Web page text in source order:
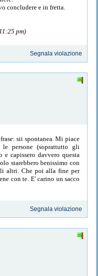
concludere e in fretta.
pm)
Segnala violazione
sii spontanea. Mi piace
persone (soprattutto gli
e capissero davvero questa
starebbero benissimo con
altri. Che poi alla fine per
con te. E' carino un sacco
Segnala violazione